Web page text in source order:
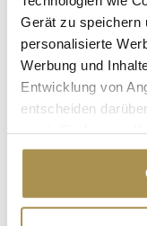
Gerät zu speichern
personalisierte
Werbung und
Entwicklung von
entscheiden
Cookie-Erklärung
Trigger Symbol